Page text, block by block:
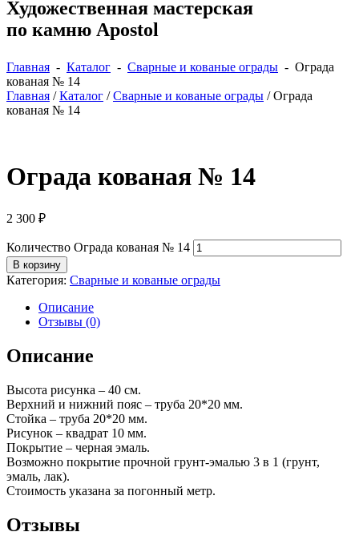
Художественная мастерская
по камню Apostol
Главная - Каталог - Сварные и кованые ограды - Ограда
кованая № 14
Главная /Каталог /Сварные и кованые ограды / Ограда
кованая № 14
Ограда кованая № 14
2 300 ₽
Количество Ограда кованая № 14
В корзину
Категория: Сварные и кованые ограды
Описание
Отзывы (0)
Описание
Высота рисунка – 40 см.
Верхний и нижний пояс – труба 20*20 мм.
Стойка – труба 20*20 мм.
Рисунок – квадрат 10 мм.
Покрытие – черная эмаль.
Возможно покрытие прочной грунт-эмалью 3 в 1 (грунт,
эмаль, лак).
Стоимость указана за погонный метр.
Отзывы